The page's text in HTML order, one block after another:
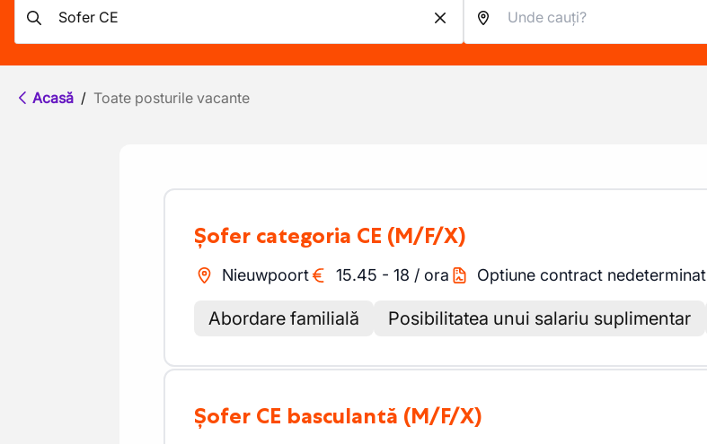
Acasă / Toate posturile vacante
Șofer categoria CE (M/F/X)
Nieuwpoort 15.45 - 18 / ora Optiune contract nedeterminat
Abordare familială Posibilitatea unui salariu suplimentar
Șofer CE basculantă (M/F/X)